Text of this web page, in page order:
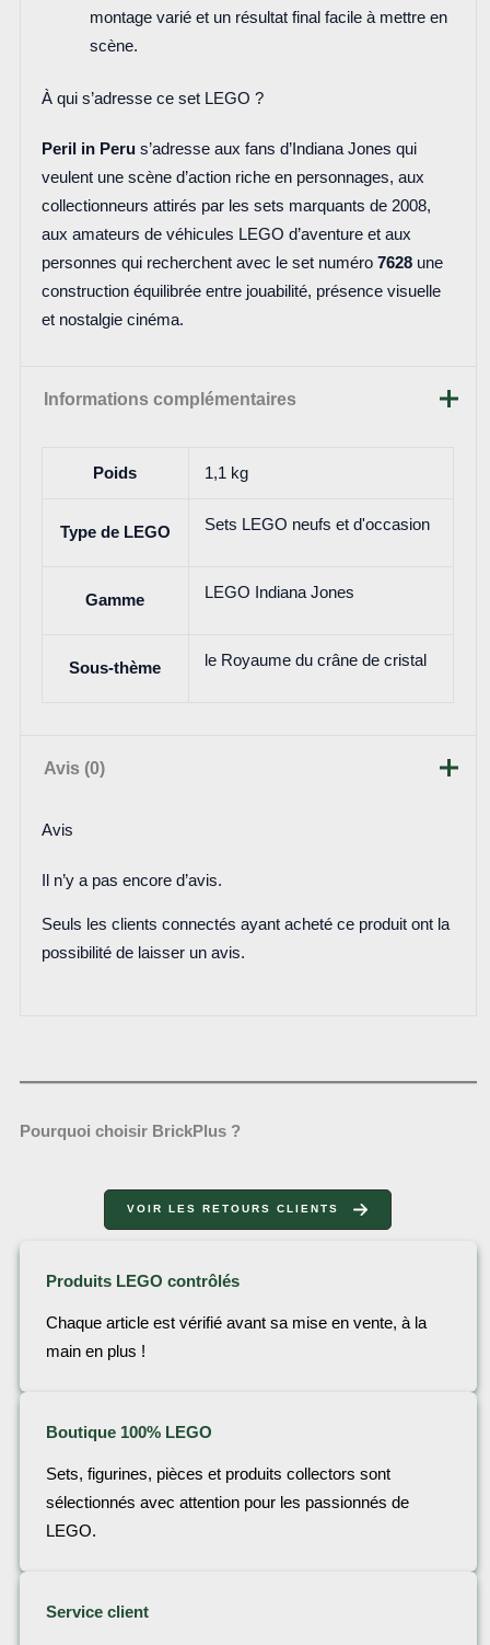
montage varié et un résultat final facile à mettre en
scène.
À qui s’adresse ce set LEGO ?
Peril in Perus’adresse aux fans d’Indiana Jones qui
veulent une scène d’action riche en personnages, aux
collectionneurs attirés par les sets marquants de 2008,
aux amateurs de véhicules LEGO d’aventure et aux
personnes qui recherchent avec le set numéro 7628une
construction équilibrée entre jouabilité, présence visuelle
et nostalgie cinéma.
Informations complémentaires
Poids 1,1 kg
Type de LEGO Sets LEGO neufs et d'occasion
Gamme LEGO Indiana Jones
Sous-thème le Royaume du crâne de cristal
Avis (0)
Avis
Il n’y a pas encore d’avis.
Seuls les clients connectés ayant acheté ce produit ont la
possibilité de laisser un avis.
Pourquoi choisir BrickPlus ?
VOIR LES RETOURS CLIENTS
Produits LEGO contrôlés
Chaque article est vérifié avant sa mise en vente, à la
main en plus !
Boutique 100% LEGO
Sets, figurines, pièces et produits collectors sont
sélectionnés avec attention pour les passionnés de
LEGO.
Service client